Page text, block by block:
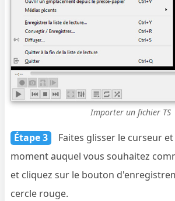
Importer un fichier TS
Étape 3
Faites glisser le curseur
moment auquel vous souhaitez
et cliquez sur le bouton
cercle rouge.